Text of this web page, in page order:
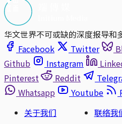
华文世界不可或缺的深度报导和
Facebook
Twitter
Github
Instagram
Pinterest
Reddit
Whatsapp
Youtube
关于我们
联络我